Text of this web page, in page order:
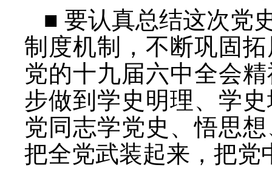
■ 要认真总结这次党
制度机制，不断巩固
党的十九届六中全会
步做到学史明理、学
党同志学党史、悟思
把全党武装起来，把党